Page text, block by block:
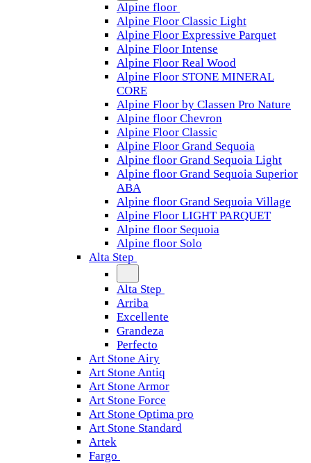
Alpine floor
Alpine Floor Classic Light
Alpine Floor Expressive Parquet
Alpine Floor Intense
Alpine Floor Real Wood
Alpine Floor STONE MINERAL
CORE
Alpine Floor by Classen Pro Nature
Alpine floor Chevron
Alpine Floor Classic
Alpine Floor Grand Sequoia
Alpine floor Grand Sequoia Light
Alpine floor Grand Sequoia Superior
ABA
Alpine floor Grand Sequoia Village
Alpine Floor LIGHT PARQUET
Alpine floor Sequoia
Alpine floor Solo
Alta Step
Alta Step
Arriba
Excellente
Grandeza
Perfecto
Art Stone Airy
Art Stone Antiq
Art Stone Armor
Art Stone Force
Art Stone Optima pro
Art Stone Standard
Artek
Fargo